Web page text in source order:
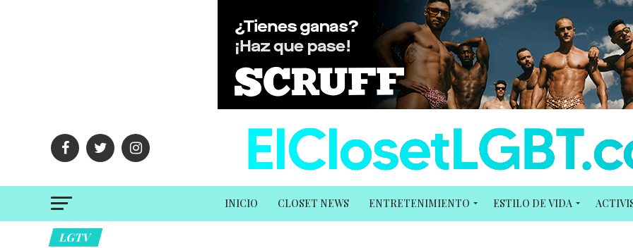
INICIO CLOSET NEWS ENTRETENIMIENTO ESTILO DE VIDA
LGTV